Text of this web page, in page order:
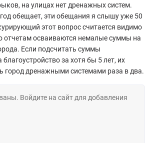
на улицах нет дренажных систем.
обещает, эти обещания я слышу уже 50
этот вопрос считается видимо
отчетам осваиваются немалые суммы на
Если подсчитать суммы
за хотя бы 5 лет, их
город дренажными системами раза в два.